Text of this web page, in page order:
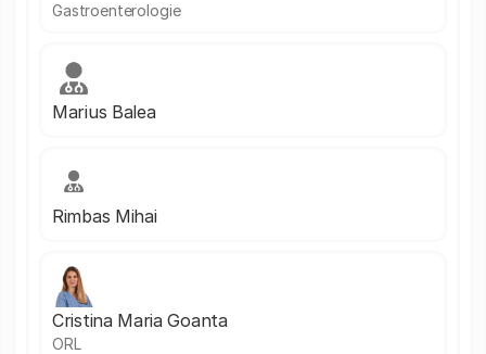
Gastroenterologie
Marius Balea
Rimbas Mihai
Cristina Maria Goanta
ORL